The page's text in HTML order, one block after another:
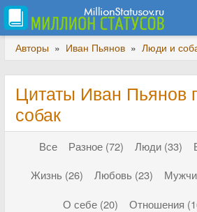
Авторы » Иван Пьянов » Люди и
Цитаты Иван Пьянов
собак
Все Разное (72) Люди (33)
Жизнь (26)
Любовь (23)
О себе (20)
Отношения